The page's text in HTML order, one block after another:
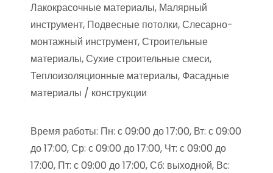
Лакокрасочные материалы, Малярный
инструмент, Подвесные потолки, Слесарно-
монтажный инструмент, Строительные
материалы, Сухие строительные смеси,
Теплоизоляционные материалы, Фасадные
материалы / конструкции
Время работы: Пн: с 09:00 до 17:00, Вт: с 09:00
до 17:00, Ср: с 09:00 до 17:00, Чт: с 09:00 до
17:00, Пт: с 09:00 до 17:00, Сб: выходной, Вс: